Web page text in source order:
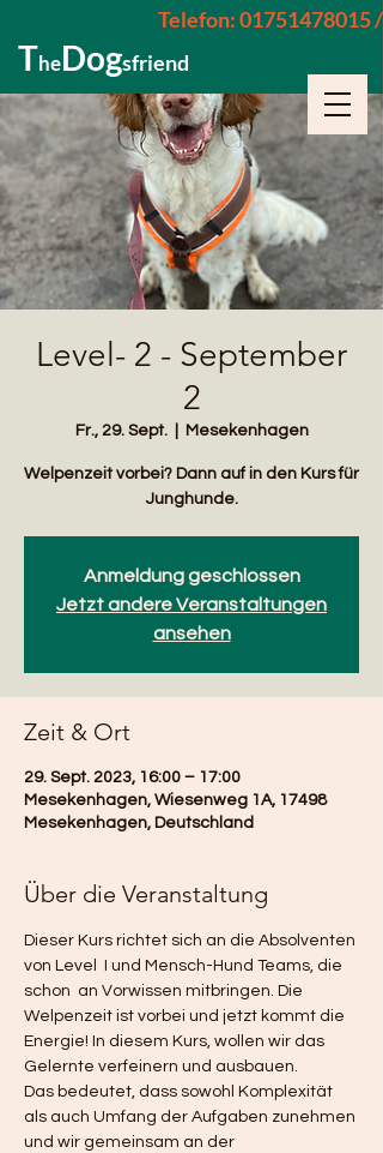
TheDogsfriend
Telefon: 01751478015 /
Level- 2 - September
2
Fr., 29. Sept.
  |
Mesekenhagen
Welpenzeit vorbei? Dann auf in den Kurs für
Junghunde.
Anmeldung geschlossen
Jetzt andere Veranstaltungen
ansehen
Zeit & Ort
29. Sept. 2023, 16:00 – 17:00
Mesekenhagen, Wiesenweg 1A, 17498
Mesekenhagen, Deutschland
Über die Veranstaltung
Dieser Kurs richtet sich an die Absolventen
von Level  I und Mensch-Hund Teams, die
schon  an Vorwissen mitbringen. Die
Welpenzeit ist vorbei und jetzt kommt die
Energie! In diesem Kurs, wollen wir das
Gelernte verfeinern und ausbauen.
Das bedeutet, dass sowohl Komplexität
als auch Umfang der Aufgaben zunehmen
und wir gemeinsam an der